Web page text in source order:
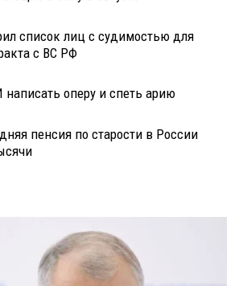
список лиц с судимостью для
с ВС РФ
оперу и спеть арию
пенсия по старости в России